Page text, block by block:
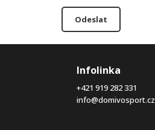
Odeslat
Infolinka
+421 919 282 331
info@domivosport.cz